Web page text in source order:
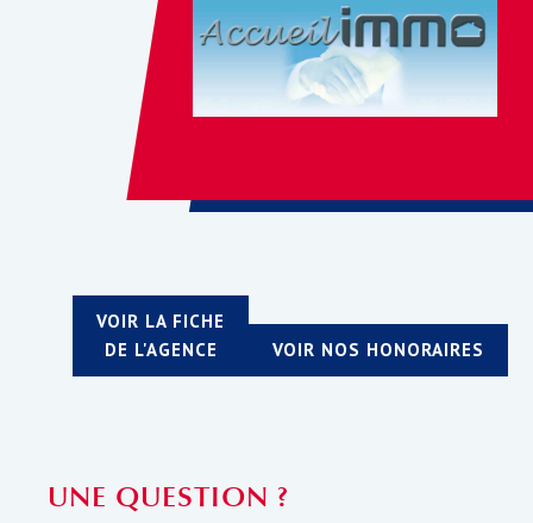
VOIR LA FICHE
DE L'AGENCE
VOIR NOS HONORAIRES
UNE QUESTION ?